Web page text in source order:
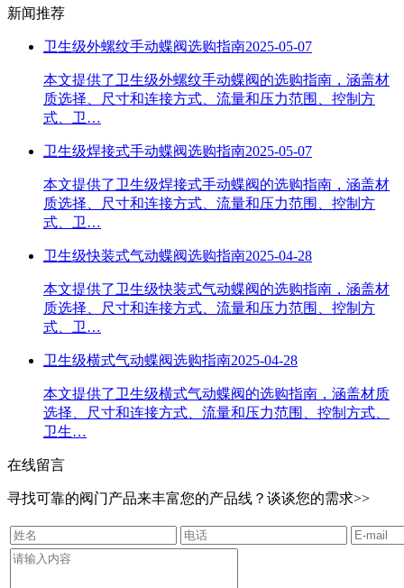
新闻推荐
卫生级外螺纹手动蝶阀选购指南2025-05-07
本文提供了卫生级外螺纹手动蝶阀的选购指南，涵盖材
质选择、尺寸和连接方式、流量和压力范围、控制方
式、卫…
卫生级焊接式手动蝶阀选购指南2025-05-07
本文提供了卫生级焊接式手动蝶阀的选购指南，涵盖材
质选择、尺寸和连接方式、流量和压力范围、控制方
式、卫…
卫生级快装式气动蝶阀选购指南2025-04-28
本文提供了卫生级快装式气动蝶阀的选购指南，涵盖材
质选择、尺寸和连接方式、流量和压力范围、控制方
式、卫…
卫生级横式气动蝶阀选购指南2025-04-28
本文提供了卫生级横式气动蝶阀的选购指南，涵盖材质
选择、尺寸和连接方式、流量和压力范围、控制方式、
卫生…
在线留言
寻找可靠的阀门产品来丰富您的产品线？谈谈您的需求>>